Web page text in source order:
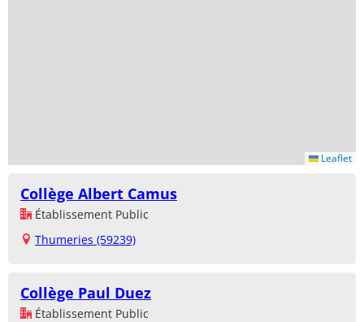
Leaflet
Collège Albert Camus
Établissement Public
Thumeries (59239)
Collège Paul Duez
Établissement Public